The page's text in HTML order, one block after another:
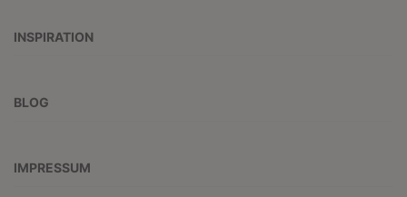
INSPIRATION
BLOG
IMPRESSUM